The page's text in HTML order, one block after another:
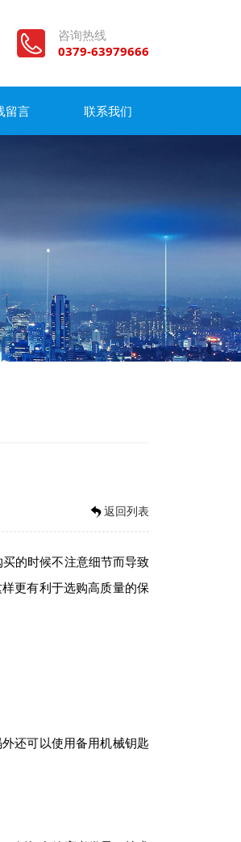
咨询热线
0379-63979666
留言 联系我们
返回列表
的时候不注意细节而导致
更有利于选购高质量的保
还可以使用备用机械钥匙